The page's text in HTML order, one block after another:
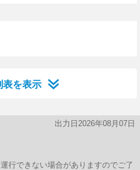
表を表示
出力日2026年08月07日
できない場合がありますのでご了